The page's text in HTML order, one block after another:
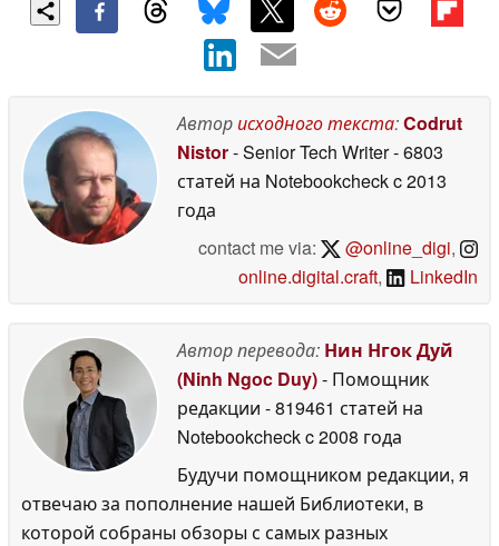
Авторисходного текста:Codrut
Nistor- Senior Tech Writer- 6803
статей на Notebookcheckc 2013
года
contact me via:
@online_digi,
online.digital.craft, LinkedIn
Автор перевода: Нин Нгок Дуй
(Ninh Ngoc Duy)- Помощник
редакции - 819461 статей на
Notebookcheckc 2008 года
Будучи помощником редакции, я
отвечаю за пополнение нашей Библиотеки, в
которой собраны обзоры с самых разных